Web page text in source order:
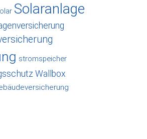
Solaranlage
stromspeicher
Wallbox